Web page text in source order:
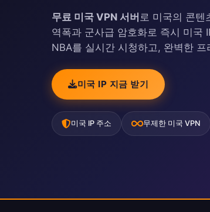
무료 미국 VPN 서버 로 미국의 콘
역폭과 군사급 암호화로 즉시 미국
NBA를 실시간 시청하고, 완벽한
미국 IP 지금 받기
미국 IP 주소 무제한 미국 VPN